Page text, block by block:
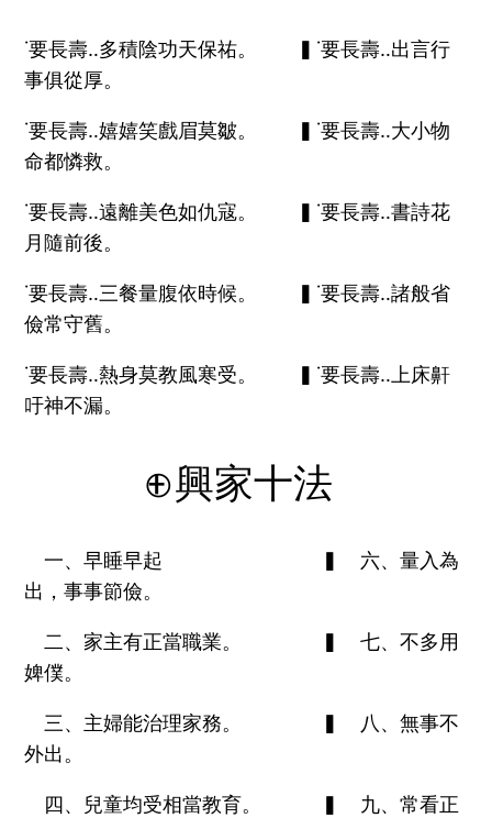
˙要長壽‥多積陰功天保祐。 ▍˙要長壽‥出言行
事俱從厚。
˙要長壽‥嬉嬉笑戲眉莫皺。 ▍˙要長壽‥大小物
命都憐救。
˙要長壽‥遠離美色如仇寇。 ▍˙要長壽‥書詩花
月隨前後。
˙要長壽‥三餐量腹依時候。 ▍˙要長壽‥諸般省
儉常守舊。
˙要長壽‥熱身莫教風寒受。 ▍˙要長壽‥上床鼾
吁神不漏。
⊕興家十法
一、早睡早起 ▍ 六、量入為
出，事事節儉。
二、家主有正當職業。 ▍ 七、不多用
婢僕。
三、主婦能治理家務。 ▍ 八、無事不
外出。
四、兒童均受相當教育。 ▍ 九、常看正